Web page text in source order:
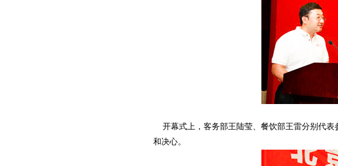
开幕式上，客务部王陆莹、餐饮部王雷分别代表
和决心。